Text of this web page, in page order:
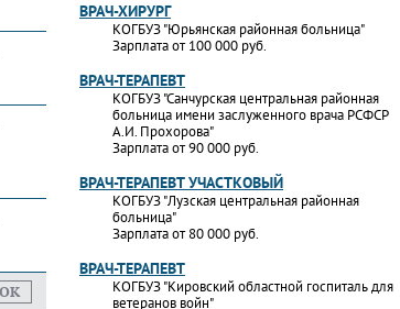
ВРАЧ-ХИРУРГ
КОГБУЗ "Юрьянская районная больница"
Зарплата от 100 000 руб.
ВРАЧ-ТЕРАПЕВТ
КОГБУЗ "Санчурская центральная районная
больница имени заслуженного врача РСФСР
А.И. Прохорова"
Зарплата от 90 000 руб.
ВРАЧ-ТЕРАПЕВТ УЧАСТКОВЫЙ
КОГБУЗ "Лузская центральная районная
больница"
Зарплата от 80 000 руб.
ВРАЧ-ТЕРАПЕВТ
КОГБУЗ "Кировский областной госпиталь для
ветеранов войн"